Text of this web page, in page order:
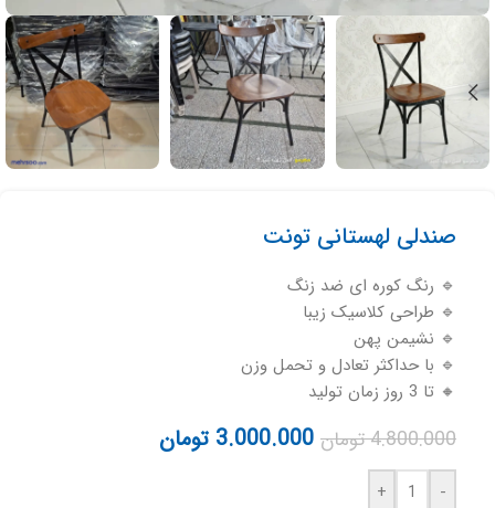
صندلی لهستانی تونت
🔹 رنگ کوره ای ضد زنگ
🔹 طراحی کلاسیک زیبا
🔹 نشیمن پهن
🔹 با حداکثر تعادل و تحمل وزن
🔸 تا 3 روز زمان تولید
4.800.000تومان 3.000.000 تومان
-
+